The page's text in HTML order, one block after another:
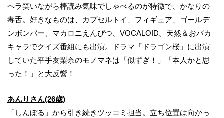
ヘラ笑いながら棒読み気味でしゃべるのが特徴で、かなりの
毒舌。好きなものは、カプセルトイ、フィギュア、ゴールデ
ンボンバー、マカロニえんぴつ、VOCALOID。天然＆おバカ
キャラでクイズ番組にも出演。ドラマ「ドラゴン桜」に出演
していた平手友梨奈のモノマネは「似ずぎ！」「本人かと思
った！」と大反響！
あんりさん(26歳)
「しんぼる」から引き続きツッコミ担当。立ち位置は向かっ